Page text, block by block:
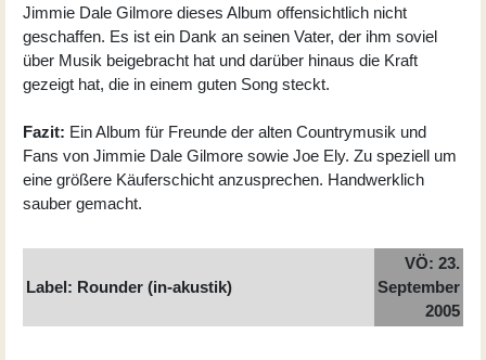
Jimmie Dale Gilmore dieses Album offensichtlich nicht
geschaffen. Es ist ein Dank an seinen Vater, der ihm soviel
über Musik beigebracht hat und darüber hinaus die Kraft
gezeigt hat, die in einem guten Song steckt.
Fazit: Ein Album für Freunde der alten Countrymusik und
Fans von Jimmie Dale Gilmore sowie Joe Ely. Zu speziell um
eine größere Käuferschicht anzusprechen. Handwerklich
sauber gemacht.
Label: Rounder (in-akustik)
VÖ: 23.
September
2005